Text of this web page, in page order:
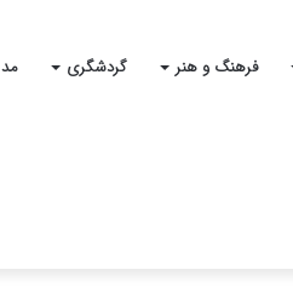
فرهنگ و هنر گردشگری